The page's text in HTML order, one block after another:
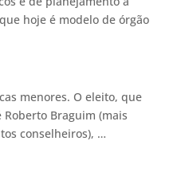
hoje é modelo de órgão
menores. O eleito, que
Braguim (mais
conselheiros), …